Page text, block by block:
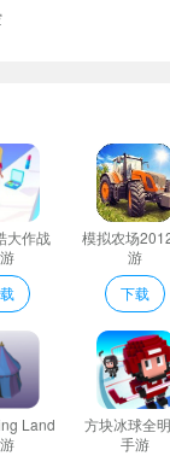
技能可以在丛林中用
玩家快速的寻找一
前您将获得完成关卡
操作并不难只要多
这里积极接受各种任
题要看你如何克服挑
沙漠冒险。
整个游戏的发展。
简单游戏名字就已经
大作战
模拟农场
游
下载
Land
方块冰球全
手游